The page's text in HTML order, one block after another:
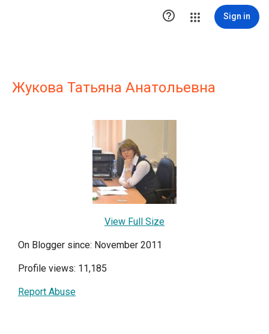
 Sign in
Жукова Татьяна Анатольевна
View Full Size
On Blogger since: November 2011
Profile views: 11,185
Report Abuse